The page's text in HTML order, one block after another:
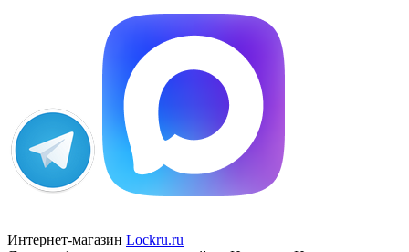
Интернет-магазин Lockru.ru